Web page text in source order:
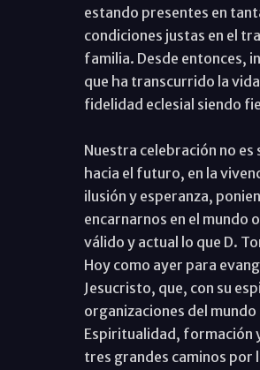
estando presentes en
condiciones justas en el
familia. Desde entonces,
que ha transcurrido la
fidelidad eclesial siendo
Nuestra celebración no
hacia el futuro, en la
ilusión y esperanza,
encarnarnos en el mundo
válido y actual lo que D.
Hoy como ayer para
Jesucristo, que, con su
organizaciones del
Espiritualidad, formación
tres grandes caminos por